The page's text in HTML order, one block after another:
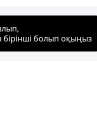
болып оқыңыз